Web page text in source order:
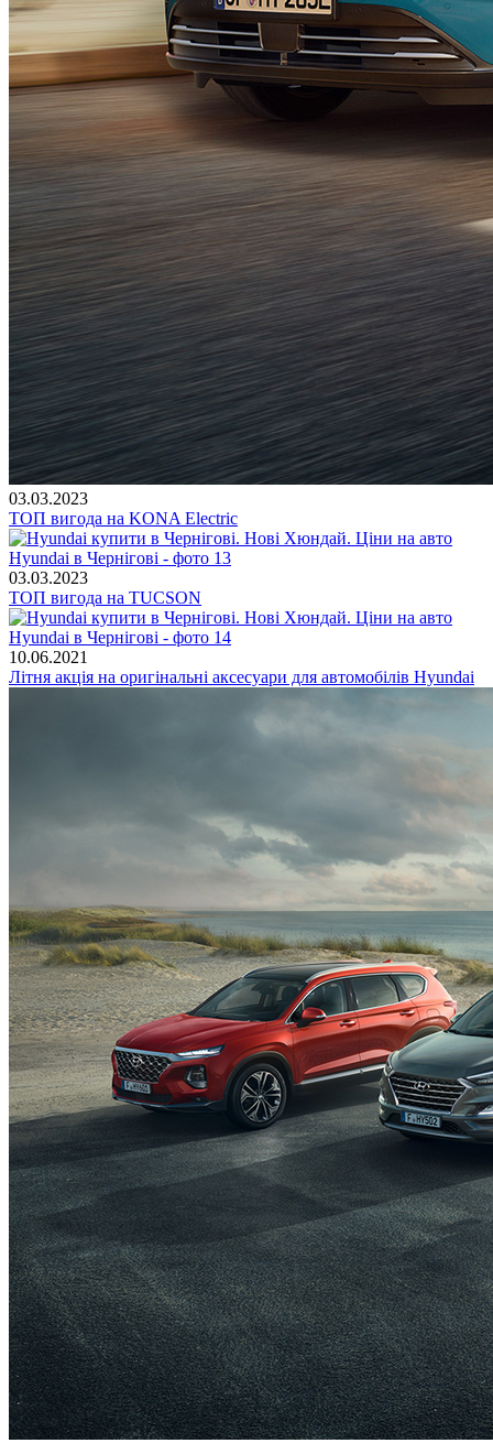
03.03.2023
ТОП вигода на KONA Electric
03.03.2023
ТОП вигода на TUCSON
10.06.2021
Літня акція на оригінальні аксесуари для автомобілів Hyundai